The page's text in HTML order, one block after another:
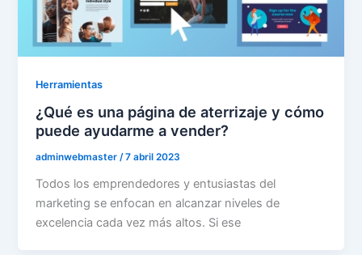
Herramientas
¿Qué es una página de aterrizaje y cómo
puede ayudarme a vender?
adminwebmaster/7 abril 2023
Todos los emprendedores y entusiastas del
marketing se enfocan en alcanzar niveles de
excelencia cada vez más altos. Si ese